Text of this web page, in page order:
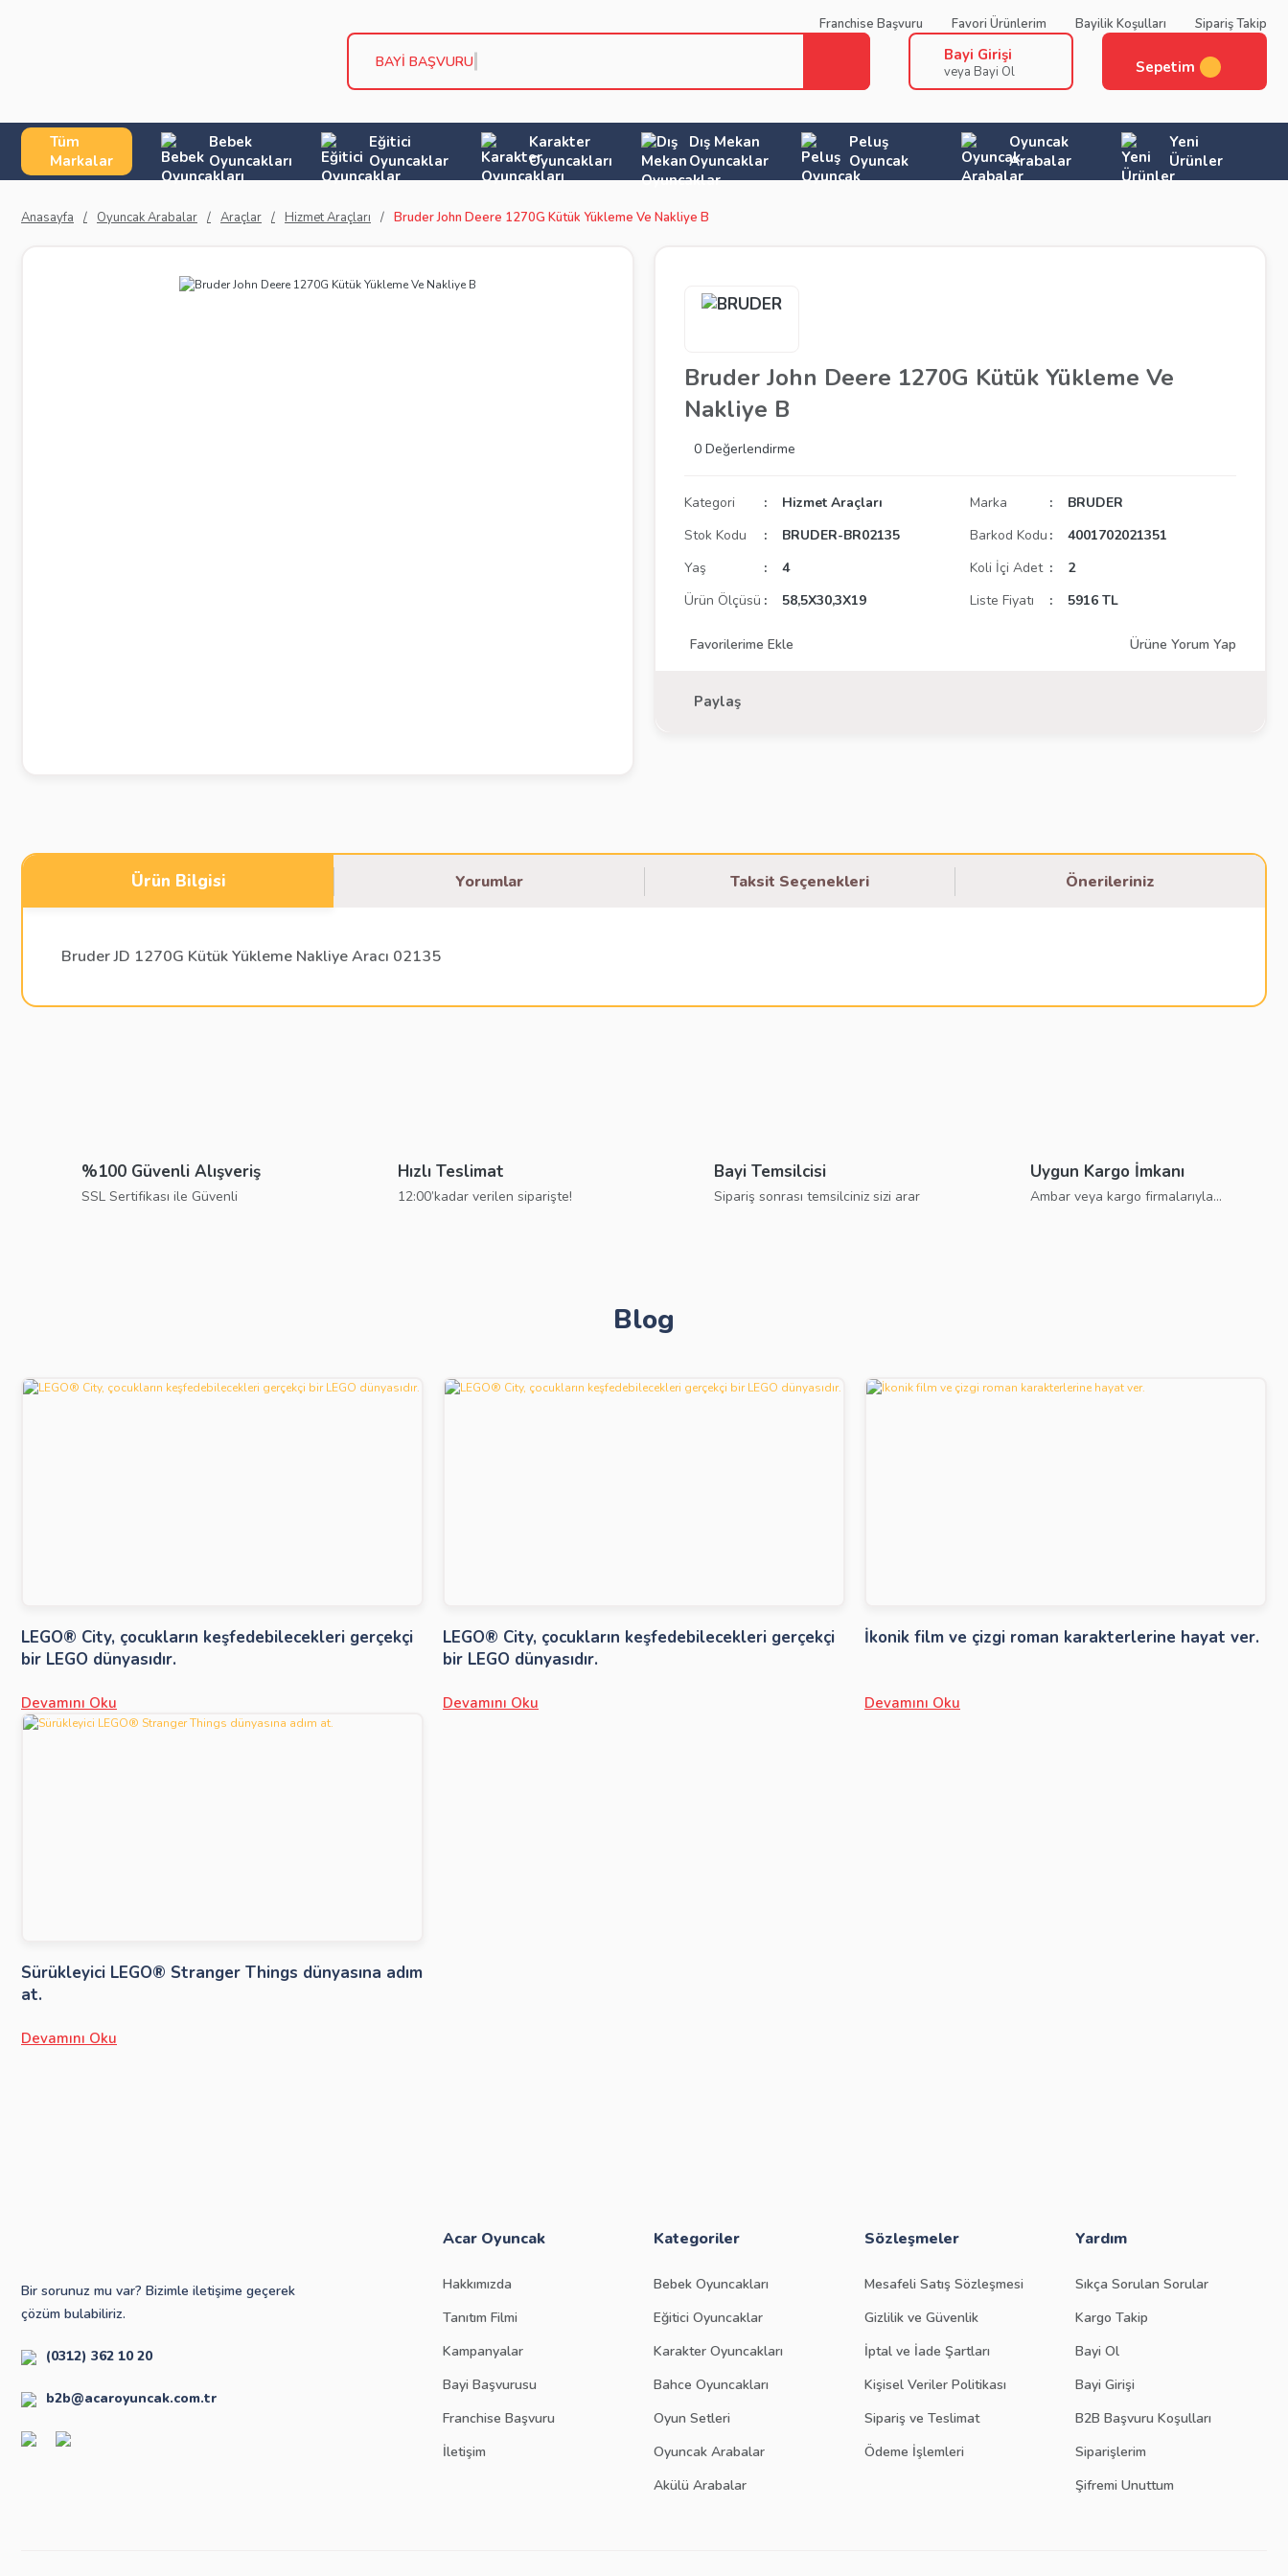
Franchise Başvuru Favori Ürünlerim Bayilik Koşulları Sipariş Takip
BAYİ BAŞVURU KOŞ Bayi Girişi
veya Bayi Ol Sepetim
Tüm
Markalar
Bebek
Oyuncakları
Eğitici
Oyuncaklar
Karakter
Oyuncakları
Dış Mekan
Oyuncaklar
Peluş
Oyuncak
Oyuncak
Arabalar
Yeni
Ürünler
Anasayfa Oyuncak Arabalar Araçlar Hizmet Araçları Bruder John Deere 1270G Kütük Yükleme Ve Nakliye B
Bruder John Deere 1270G Kütük Yükleme Ve
Nakliye B
0 Değerlendirme
Kategori Hizmet Araçları Marka
BRUDER
Stok Kodu
BRUDER-BR02135 Barkod Kodu
4001702021351
Yaş
4 Koli İçi Adet
2
Ürün Ölçüsü
58,5X30,3X19 Liste Fiyatı 5916 TL
Ürüne Yorum Yap
Paylaş
Ürün Bilgisi Yorumlar Taksit Seçenekleri Önerileriniz
Bruder JD 1270G Kütük Yükleme Nakliye Aracı 02135
Ürün bilgilerinde hatalar bulunuyor.
%100 Güvenli Alışveriş
SSL Sertifikası ile Güvenli
Hızlı Teslimat
12:00’kadar verilen siparişte!
Bayi Temsilcisi
Sipariş sonrası temsilciniz sizi arar
Uygun Kargo İmkanı
Ambar veya kargo firmalarıyla...
Blog
LEGO® City, çocukların keşfedebilecekleri gerçekçi
bir LEGO dünyasıdır.
Devamını Oku
LEGO® City, çocukların keşfedebilecekleri gerçekçi
bir LEGO dünyasıdır.
Devamını Oku
İkonik film ve çizgi roman karakterlerine hayat ver.
Devamını Oku
Sürükleyici LEGO® Stranger Things dünyasına adım
at.
Devamını Oku
Bir sorunuz mu var? Bizimle iletişime geçerek
çözüm bulabiliriz.
(0312) 362 10 20
b2b@acaroyuncak.com.tr
Acar Oyuncak
Hakkımızda
Tanıtım Filmi
Kampanyalar
Bayi Başvurusu
Franchise Başvuru
İletişim
Kategoriler
Bebek Oyuncakları
Eğitici Oyuncaklar
Karakter Oyuncakları
Bahce Oyuncakları
Oyun Setleri
Oyuncak Arabalar
Akülü Arabalar
Sözleşmeler
Mesafeli Satış Sözleşmesi
Gizlilik ve Güvenlik
İptal ve İade Şartları
Kişisel Veriler Politikası
Sipariş ve Teslimat
Ödeme İşlemleri
Yardım
Sıkça Sorulan Sorular
Kargo Takip
Bayi Ol
Bayi Girişi
B2B Başvuru Koşulları
Siparişlerim
Şifremi Unuttum